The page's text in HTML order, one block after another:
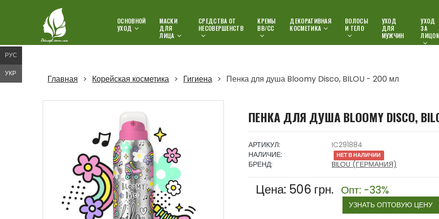
ОСНОВНОЙ
УХОД
МАСКИ
ДЛЯ
ЛИЦА
СРЕДСТВА ОТ
НЕСОВЕРШЕНСТВ
КРЕМЫ
ВВ/СС
ДЕКОРАТИВНАЯ
КОСМЕТИКА
ВОЛОСЫ
И ТЕЛО
УХОД
ДЛЯ
МУЖЧИН
УХОД
ЗА
Главная Корейская косметика Гигиена Пенка для душа Bloomy Disco, BILOU - 200 мл
ПЕНКА ДЛЯ ДУША BLOOMY DISCO,
АРТИКУЛ:
IC291884
НАЛИЧИЕ:
НЕТ В НАЛИЧИИ
БРЕНД: BILOU (ГЕРМАНИЯ)
Цена: 506 грн. Опт: -33%
УЗНАТЬ ОПТОВУЮ ЦЕНУ
РУС
УКР